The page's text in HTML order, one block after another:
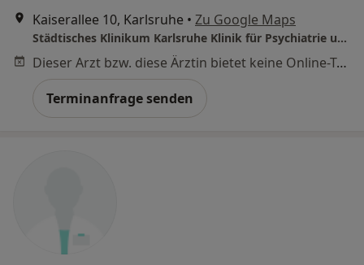
Kaiserallee 10, Karlsruhe • Zu Google Maps
Städtisches Klinikum Karlsruhe Klinik für Psychiatrie und Psychotherapeutische Medizin
Dieser Arzt bzw. diese Ärztin bietet keine Online-Terminbuchung an diesem Standort an.
Terminanfrage senden